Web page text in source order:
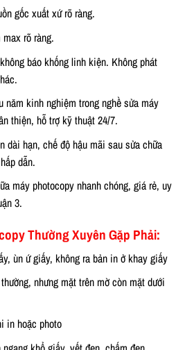
gốc xuất xứ rõ ràng.
rõ ràng.
báo khống linh kiện. Không phát
kinh nghiệm trong nghề sửa máy
thiện, hỗ trợ kỹ thuật 24/7.
dài hạn, chế độ hậu mãi sau sửa chữa
dẫn.
máy photocopy nhanh chóng, giá rẻ, uy
3.
Thường Xuyên Gặp Phải:
ùn ứ giấy, không ra bản in ở khay giấy
nhưng mặt trên mờ còn mặt dưới
in hoặc photo